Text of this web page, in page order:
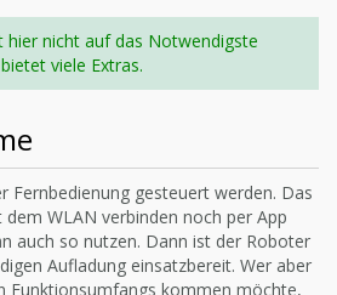
hier nicht auf das Notwendigste
viele Extras.
Fernbedienung gesteuert werden. Das
WLAN verbinden noch per App
auch so nutzen. Dann ist der Roboter
Aufladung einsatzbereit. Wer aber
Funktionsumfangs kommen möchte,